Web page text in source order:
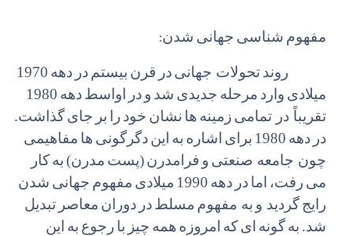
مفهوم شناسی جهانی شدن:
روندتحولات جهانیدر قرن بیستمدر دهه 1970
میلادی وارد مرحله جدیدی شد ودر اواسطدهه 1980
تقریباً در تمامی زمینه ها نشان خود را بر جایگذاشت.
در دهه 1980 برای اشاره به ایندگرگونی ها مفاهیمی
چون جامعه صنعتی و فرامدرن(پست مدرن) بهکار
می رفت، امادر دهه 1990 میلادی مفهوم جهانی شدن
رایجگردید و به مفهوم مسلطدر دوران معاصر تبدیل
شد. بهگونه ایکه امروزه همه چیز با رجوع به این